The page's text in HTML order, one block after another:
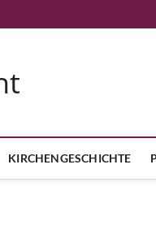
KIRCHENGESCHICHTE